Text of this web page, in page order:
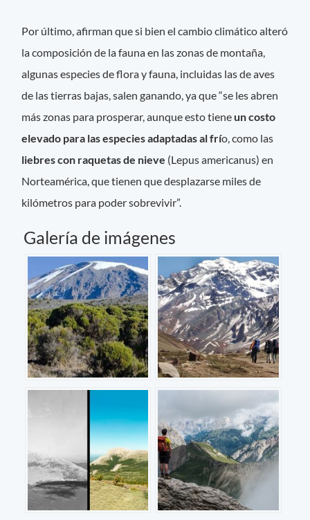
Por último, afirman que si bien el cambio climático alteró
la composición de la fauna en las zonas de montaña,
algunas especies de flora y fauna, incluidas las de aves
de las tierras bajas, salen ganando, ya que “se les abren
más zonas para prosperar, aunque esto tiene un costo
elevado para las especies adaptadas al frío, como las
liebres con raquetas de nieve (Lepus americanus) en
Norteamérica, que tienen que desplazarse miles de
kilómetros para poder sobrevivir”.
Galería de imágenes